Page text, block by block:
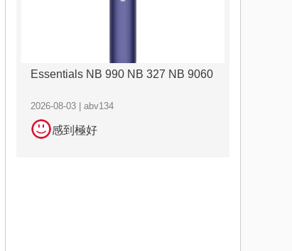
Essentials NB 990 NB 327 NB 9060
2026-08-03 | abv134
感到極好